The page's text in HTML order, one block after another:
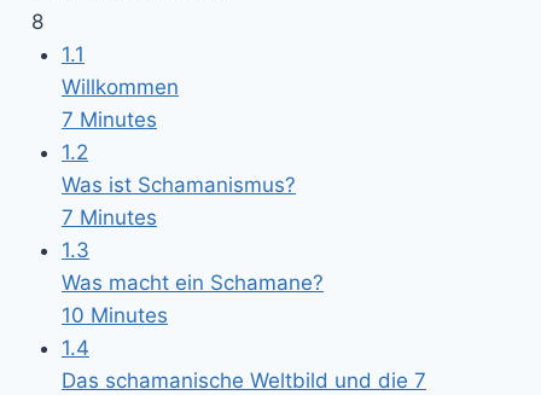
8
1.1
Willkommen
7 Minutes
1.2
Was ist Schamanismus?
7 Minutes
1.3
Was macht ein Schamane?
10 Minutes
1.4
Das schamanische Weltbild und die 7